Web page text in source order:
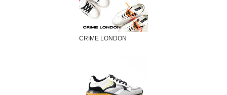
CRIME LONDON